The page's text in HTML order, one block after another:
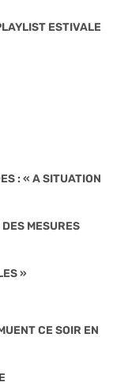
ESTIVALE
: « A SITUATION
MESURES
»
CE SOIR EN